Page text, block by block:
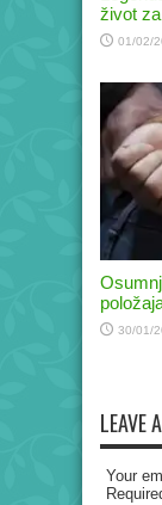
život
01/02/
30/01/
LEAVE
Your